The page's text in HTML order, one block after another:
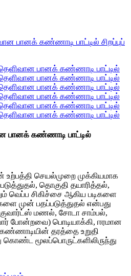
பானக் கண்ணாடி பாட்டில்
உற்பத்தி செயல்முறை முக்கியமாக
தொகுதி தயாரித்தல்,
வெப்ப சிகிச்சை ஆகிய படிகளை
முன் பதப்படுத்துதல் என்பது
மணல், சோடா சாம்பல்,
போன்றவை) பொடியாக்கி, ஈரமான
தரத்தை உறுதி
கொண்ட மூலப்பொருட்களிலிருந்து